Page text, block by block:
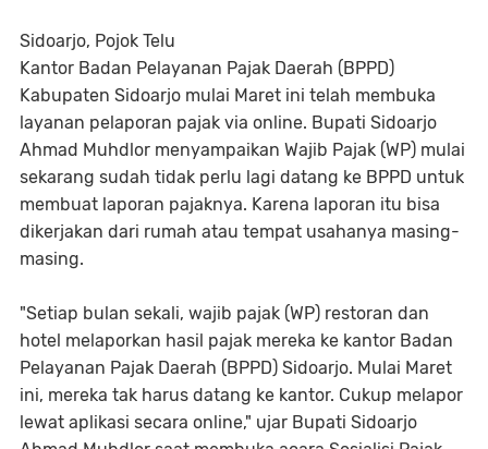
Sidoarjo, Pojok Telu
Kantor Badan Pelayanan Pajak Daerah (BPPD)
Kabupaten Sidoarjo mulai Maret ini telah membuka
layanan pelaporan pajak via online. Bupati Sidoarjo
Ahmad Muhdlor menyampaikan Wajib Pajak (WP) mulai
sekarang sudah tidak perlu lagi datang ke BPPD untuk
membuat laporan pajaknya. Karena laporan itu bisa
dikerjakan dari rumah atau tempat usahanya masing-
masing.
"Setiap bulan sekali, wajib pajak (WP) restoran dan
hotel melaporkan hasil pajak mereka ke kantor Badan
Pelayanan Pajak Daerah (BPPD) Sidoarjo. Mulai Maret
ini, mereka tak harus datang ke kantor. Cukup melapor
lewat aplikasi secara online," ujar Bupati Sidoarjo